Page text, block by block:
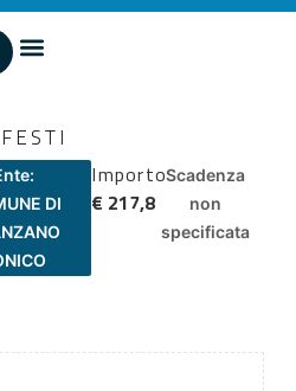
DI
Importo
€ 217,8
Scadenza
non
specificata